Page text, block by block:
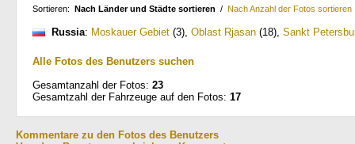
Sortieren: Nach Länder und Städte sortieren / Nach Anzahl der Fotos sortieren
Russia: Moskauer Gebiet (3), Oblast Rjasan (18), Sankt
Alle Fotos des Benutzers suchen
Gesamtanzahl der Fotos: 23
Gesamtzahl der Fahrzeuge auf den Fotos: 17
Kommentare zu den Fotos des Benutzers